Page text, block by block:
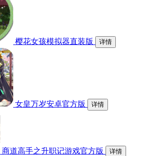
樱花女孩模拟器直装版 详情
女皇万岁安卓官方版 详情
商道高手之升职记游戏官方版 详情